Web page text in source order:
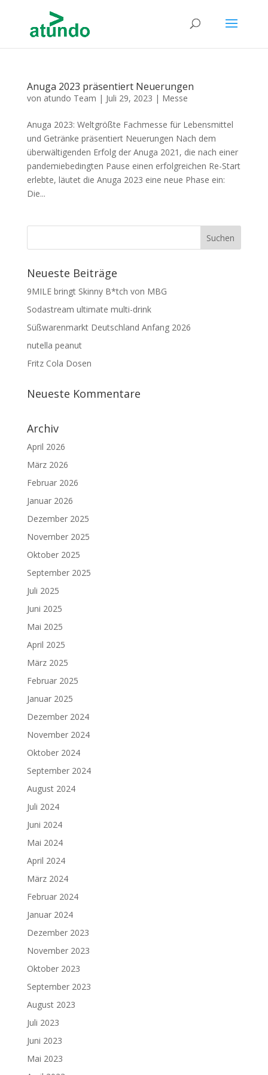
Anuga 2023 präsentiert Neuerungen
von atundo Team | Juli 29, 2023 | Messe
Anuga 2023: Weltgrößte Fachmesse für Lebensmittel
und Getränke präsentiert Neuerungen Nach dem
überwältigenden Erfolg der Anuga 2021, die nach einer
pandemiebedingten Pause einen erfolgreichen Re-Start
erlebte, läutet die Anuga 2023 eine neue Phase ein:
Die...
Neueste Beiträge
9MILE bringt Skinny B*tch von MBG
Sodastream ultimate multi-drink
Süßwarenmarkt Deutschland Anfang 2026
nutella peanut
Fritz Cola Dosen
Neueste Kommentare
Archiv
April 2026
März 2026
Februar 2026
Januar 2026
Dezember 2025
November 2025
Oktober 2025
September 2025
Juli 2025
Juni 2025
Mai 2025
April 2025
März 2025
Februar 2025
Januar 2025
Dezember 2024
November 2024
Oktober 2024
September 2024
August 2024
Juli 2024
Juni 2024
Mai 2024
April 2024
März 2024
Februar 2024
Januar 2024
Dezember 2023
November 2023
Oktober 2023
September 2023
August 2023
Juli 2023
Juni 2023
Mai 2023